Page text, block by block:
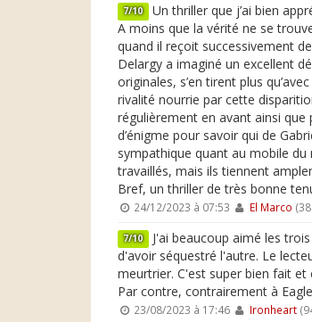
7/10 Un thriller que j’ai bien
A moins que la vérité ne se
quand il reçoit successivement
Delargy a imaginé un excellent
originales, s’en tirent plus
rivalité nourrie par cette
régulièrement en avant ainsi
d’énigme pour savoir qui de
sympathique quant au mobile
travaillés, mais ils tiennent
Bref, un thriller de très bonne
24/12/2023 à 07:53 El Marco
7/10 J'ai beaucoup aimé les
d'avoir séquestré l'autre. Le
meurtrier. C'est super bien fait
Par contre, contrairement à
23/08/2023 à 17:46 Ironheart